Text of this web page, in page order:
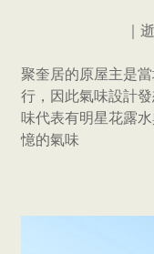
｜
聚奎居的原屋主是
行，因此氣味設計
味代表有明星花露
憶的氣味